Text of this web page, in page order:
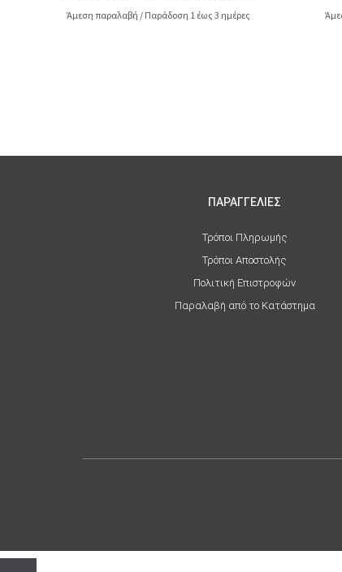
Άμεση παραλαβή / Παράδοση 1 έως 3 ημέρες
ΠΑΡΑΓΓΕΛΙΕΣ
Τρόποι Πληρωμής
Τρόποι Αποστολής
Πολιτική Επιστροφών
Παραλαβή από το Κατάστημα